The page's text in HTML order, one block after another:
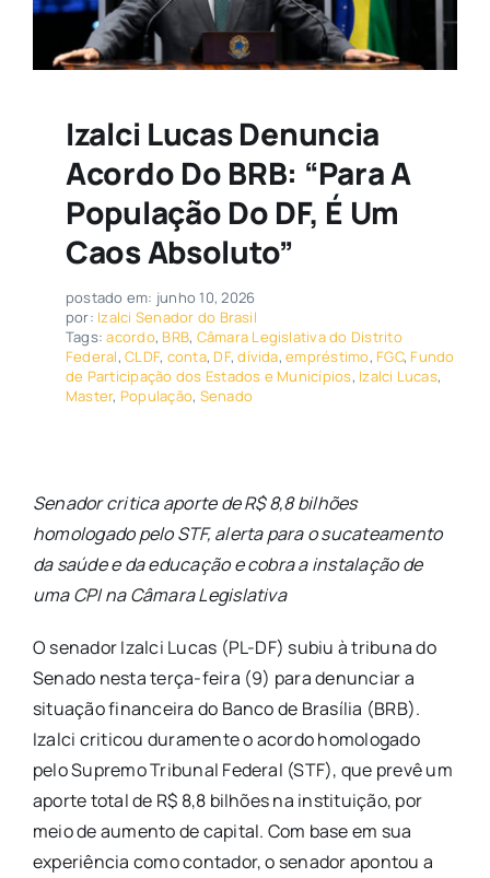
Izalci Lucas Denuncia
Acordo Do BRB: “Para A
População Do DF, É Um
Caos Absoluto”
postado em: junho 10, 2026
por: Izalci Senador do Brasil
Tags:acordo, BRB, Câmara Legislativa do Distrito
Federal,CLDF, conta, DF,dívida,empréstimo, FGC, Fundo
de Participação dos Estados e Municípios, Izalci Lucas,
Master, População, Senado
Senador critica aporte de R$ 8,8 bilhões
homologado pelo STF, alerta para o sucateamento
da saúde e da educação e cobra a instalação de
uma CPI na Câmara Legislativa
O senador Izalci Lucas (PL-DF) subiu à tribuna do
Senado nesta terça-feira (9) para denunciar a
situação financeira do Banco de Brasília (BRB).
Izalci criticou duramente o acordo homologado
pelo Supremo Tribunal Federal (STF), que prevê um
aporte total de R$ 8,8 bilhões na instituição, por
meio de aumento de capital. Com base em sua
experiência como contador, o senador apontou a